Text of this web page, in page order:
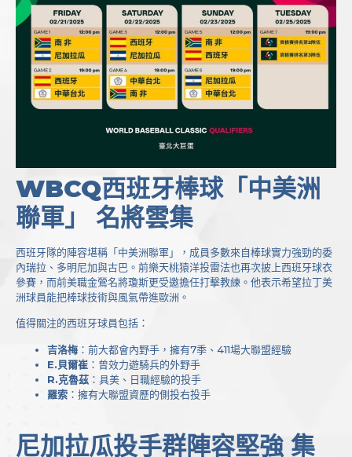
WBCQ西班牙棒球「中美洲
聯軍」 名將雲集
西班牙隊的陣容堪稱「中美洲聯軍」，成員多數來自棒球實力強勁的委
內瑞拉、多明尼加與古巴。前樂天桃猿洋投雷法也再次披上西班牙球衣
參賽，而前美職金鶯名將瓊斯更受邀擔任打擊教練。他表示希望拉丁美
洲球員能把棒球技術與風氣帶進歐洲。
值得關注的西班牙球員包括：
吉洛梅 ：前大都會內野手，擁有7季、411場大聯盟經驗
E.貝爾崔 ：曾效力遊騎兵的外野手
R.克魯茲 ：具美、日職經驗的投手
羅索 ：擁有大聯盟資歷的側投右投手
尼加拉瓜投手群陣容堅強 集